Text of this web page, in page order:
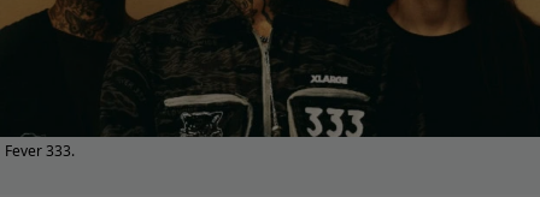
Fever 333.